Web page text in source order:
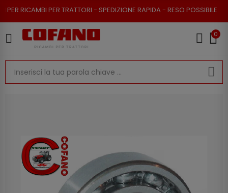
PER TRATTORI - SPEDIZIONE RAPIDA - RESO POSSIBILE
0